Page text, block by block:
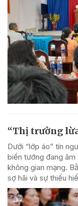
“Thị trường
Dưới “lớp áo” tín
biến tướng đang
không gian mạng.
sợ hãi và sự thiếu